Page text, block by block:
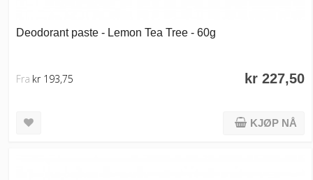
Deodorant paste - Lemon Tea Tree - 60g
kr 227,50
Fra kr 193,75
KJØP NÅ